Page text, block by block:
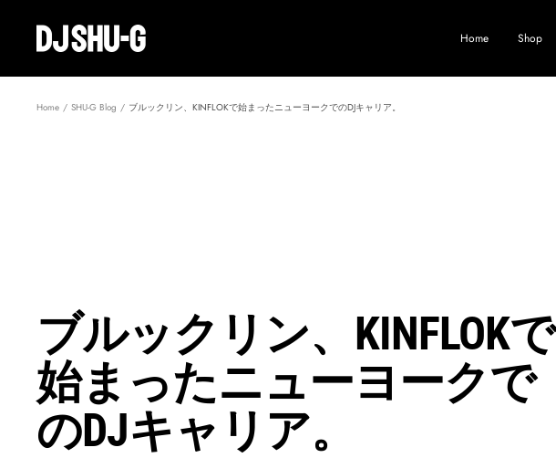
Home Shop
Create
Record
Home SHU-G Blog ブルックリン、KINFLOKで始まったニューヨークでのDJキャリア。
ブルックリン、KINFLOKで
始まったニューヨークで
のDJキャリア。